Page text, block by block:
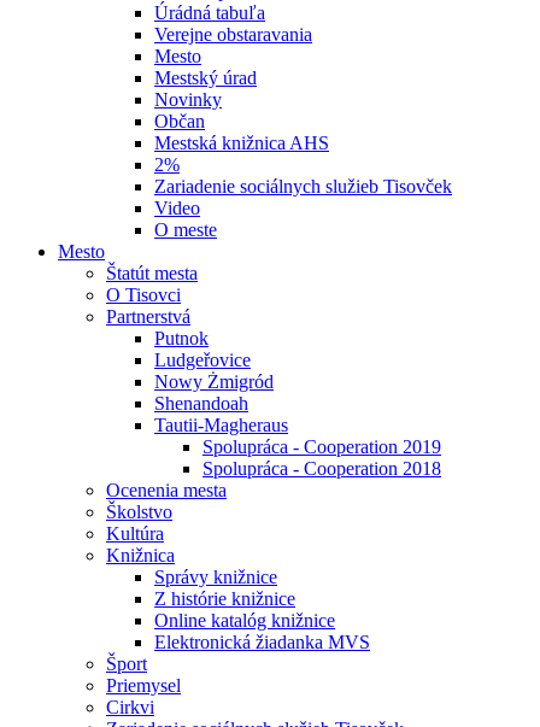
Úrádná tabuľa
Verejne obstaravania
Mesto
Mestský úrad
Novinky
Občan
Mestská knižnica AHS
2%
Zariadenie sociálnych služieb Tisovček
Video
O meste
Mesto
Štatút mesta
O Tisovci
Partnerstvá
Putnok
Ludgeřovice
Nowy Żmigród
Shenandoah
Tautii-Magheraus
Spolupráca - Cooperation 2019
Spolupráca - Cooperation 2018
Ocenenia mesta
Školstvo
Kultúra
Knižnica
Správy knižnice
Z histórie knižnice
Online katalóg knižnice
Elektronická žiadanka MVS
Šport
Priemysel
Cirkvi